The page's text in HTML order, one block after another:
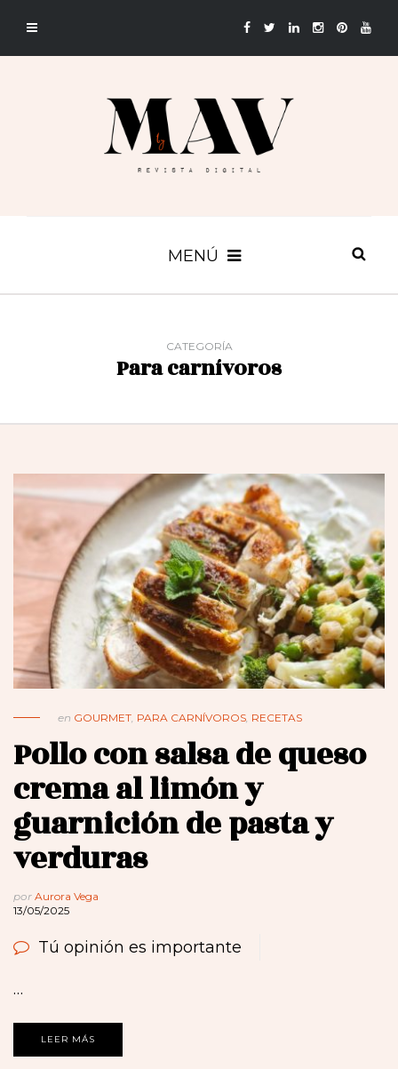
MENÚ
CATEGORÍA
Para carnívoros
en GOURMET, PARA CARNÍVOROS, RECETAS
Pollo con salsa de queso
crema al limón y
guarnición de pasta y
verduras
por Aurora Vega
13/05/2025
Tú opinión es importante
…
LEER MÁS